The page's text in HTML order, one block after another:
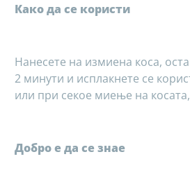
Како да се користи
Нанесете на измиена коса,
2 минути и исплакнете се
или при секое миење на косата,
Добро е да се знае